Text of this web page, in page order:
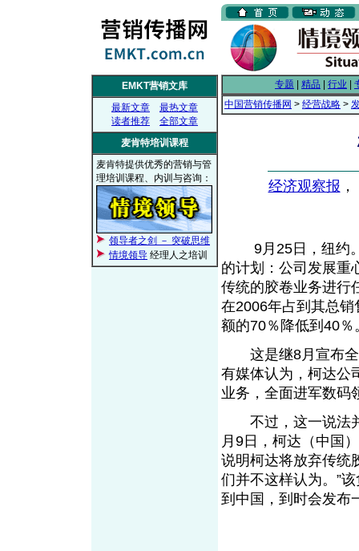
EMKT营销文库
最新文章
最热文章
读者推荐
全部文章
麦肯特培训课程
麦肯特提供优秀的营销与管
理培训课程、内训与咨询：
领导者之剑 － 突破思维
情境领导 经理人之培训
专题 精品 行业
中国营销传播网 > 经营战略 >
经济观察报
9月25日，纽约。
的计划：公司发展重
传统的胶卷业务进行
在2006年占到其总
额的70％降低到40％
这是继8月宣布全
有媒体认为，柯达公
业务，全面进军数码
不过，这一说法并
月9日，柯达（中国
说明柯达将放弃传统
们并不这样认为。”
到中国，到时会发布